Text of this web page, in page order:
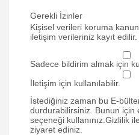
Gerekli İzinler
Kişisel verileri koruma
iletişim verileriniz kayıt edilir.
Sadece bildirim almak için
İletişim için kullanılabilir.
İstediğiniz zaman bu E-
durdurabilirsiniz. Bunun için
seçeneği kullanınız.Gizlilik
ziyaret ediniz.